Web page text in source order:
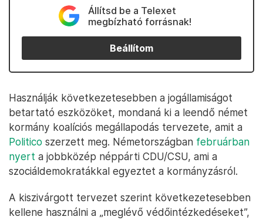
Állítsd be a Telexet
megbízható forrásnak!
Beállítom
Használják következetesebben a jogállamiságot
betartató eszközöket, mondaná ki a leendő német
kormány koalíciós megállapodás tervezete, amit a
Politico szerzett meg. Németországban februárban
nyert a jobbközép néppárti CDU/CSU, ami a
szociáldemokratákkal egyeztet a kormányzásról.
A kiszivárgott tervezet szerint következetesebben
kellene használni a „meglévő védőintézkedéseket”,